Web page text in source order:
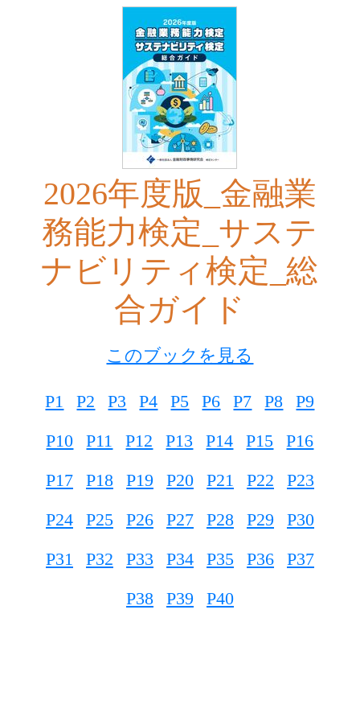
2026年度版_金融業
務能力検定_サステ
ナビリティ検定_総
合ガイド
このブックを見る
P1 P2 P3 P4 P5 P6 P7 P8
P9
P10
P11 P12 P13 P14 P15
P16
P17
P18 P19 P20 P21 P22
P23
P24
P25 P26 P27 P28 P29
P30
P31
P32 P33 P34 P35 P36
P37
P38
P39 P40